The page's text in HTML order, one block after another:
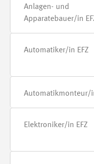
Anlagen- und
Apparatebauer/in
Automatiker/in EFZ
Automatikmonteur/
Elektroniker/in EFZ